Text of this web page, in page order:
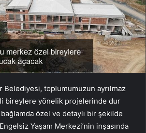
Belediyesi, toplumumuzun ayrılmaz
bireylere yönelik projelerinde dur
özel ve detaylı bir şekilde
Yaşam Merkezi’nin inşasında